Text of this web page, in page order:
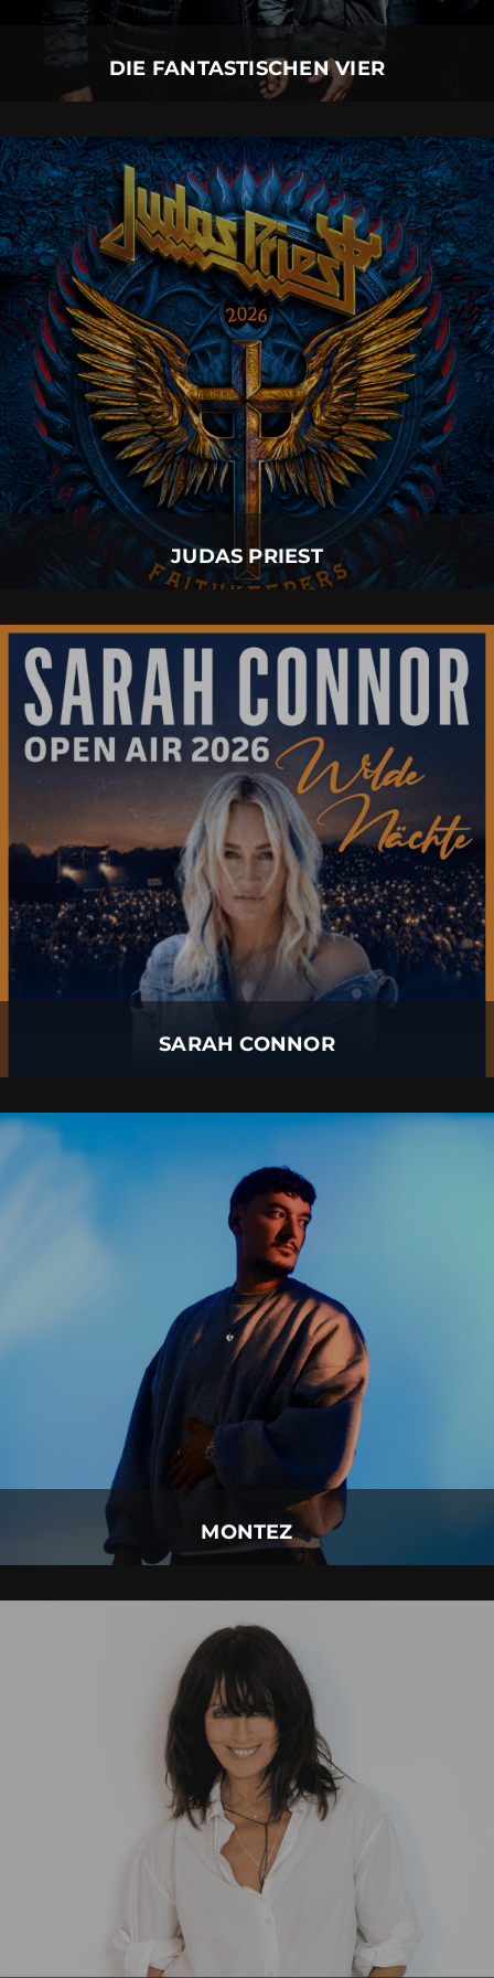
DIE FANTASTISCHEN VIER
Mehr Details
JUDAS PRIEST
JUDAS PRIEST
JUDAS PRIEST
06. August 2026 | Donnerstag | Neu-Ulm
Mehr Details
SARAH CONNOR
SARAH CONNOR
SARAH CONNOR
2026 | Freitag | Füssen
MONTEZ
MONTEZ
MONTEZ
Donnerstag |
Mehr Details
NENA
NENA
Oktober 2027 | Mittwoch |